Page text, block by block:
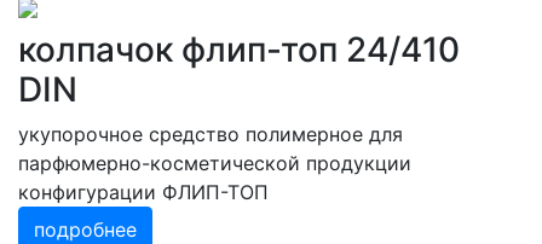
колпачок флип-топ 24/410
DIN
укупорочное средство полимерное для
парфюмерно-косметической продукции
конфигурации ФЛИП-ТОП
подробнее